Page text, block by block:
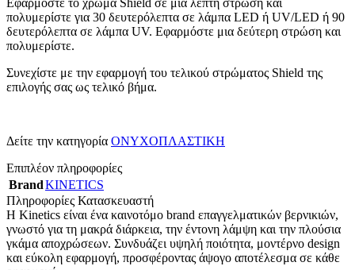
Εφαρμόστε το χρώμα Shield σε μια λεπτή στρώση και
πολυμερίστε για 30 δευτερόλεπτα σε λάμπα LED ή UV/LED ή 90
δευτερόλεπτα σε λάμπα UV. Εφαρμόστε μια δεύτερη στρώση και
πολυμερίστε.
Συνεχίστε με την εφαρμογή του τελικού στρώματος Shield της
επιλογής σας ως τελικό βήμα.
Δείτε την κατηγορία ΟΝΥΧΟΠΛΑΣΤΙΚΗ
Επιπλέον πληροφορίες
BrandKINETICS
Πληροφορίες Κατασκευαστή
Η Kinetics είναι ένα καινοτόμο brand επαγγελματικών βερνικιών,
γνωστό για τη μακρά διάρκεια, την έντονη λάμψη και την πλούσια
γκάμα αποχρώσεων. Συνδυάζει υψηλή ποιότητα, μοντέρνο design
και εύκολη εφαρμογή, προσφέροντας άψογο αποτέλεσμα σε κάθε